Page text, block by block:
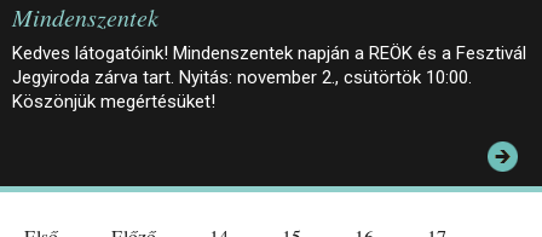
Mindenszentek
Kedves látogatóink! Mindenszentek napján a REÖK és a Fesztivál
Jegyiroda zárva tart. Nyitás: november 2., csütörtök 10:00.
Köszönjük megértésüket!